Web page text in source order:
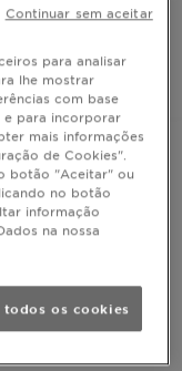
para analisar
lhe mostrar
com base
e para incorporar
mais informações
de Cookies".
botão "Aceitar" ou
no botão
informação
na nossa
os cookies
Continuar sem aceitar